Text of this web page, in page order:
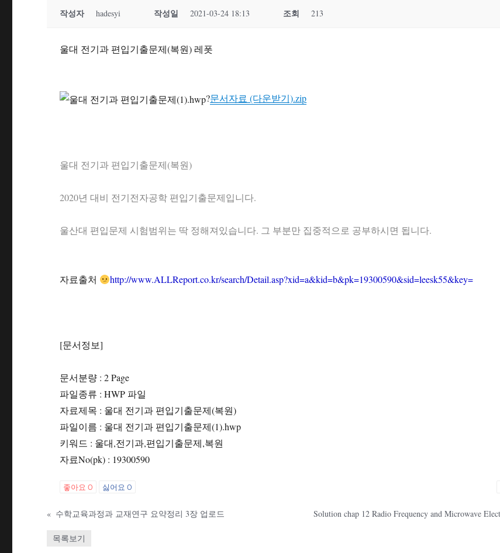
작성자 hadesyi 작성일 2021-03-24 18:13 조회 213
울대 전기과 편입기출문제(복원) 레폿
?문서자료 (다운받기).zip
울대 전기과 편입기출문제(복원)
2020년 대비 전기전자공학 편입기출문제입니다.
울산대 편입문제 시험범위는 딱 정해져있습니다. 그 부분만 집중적으로 공부하시면 됩니다.
자료출처 http://www.ALLReport.co.kr/search/Detail.asp?xid=a&kid=b&pk=19300590&sid=leesk55&key=
[문서정보]
문서분량 : 2 Page
파일종류 : HWP 파일
자료제목 : 울대 전기과 편입기출문제(복원)
파일이름 : 울대 전기과 편입기출문제(1).hwp
키워드 : 울대,전기과,편입기출문제,복원
자료No(pk) : 19300590
좋아요0 싫어요0
« 수학교육과정과 교재연구 요약정리 3장 업로드
목록보기